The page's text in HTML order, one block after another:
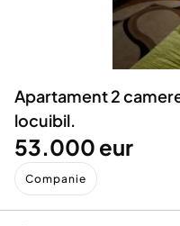
Apartament 2
locuibil.
53.000 eur
Companie